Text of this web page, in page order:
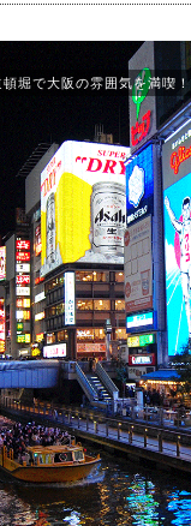
頓堀で大阪の雰囲気を満喫！